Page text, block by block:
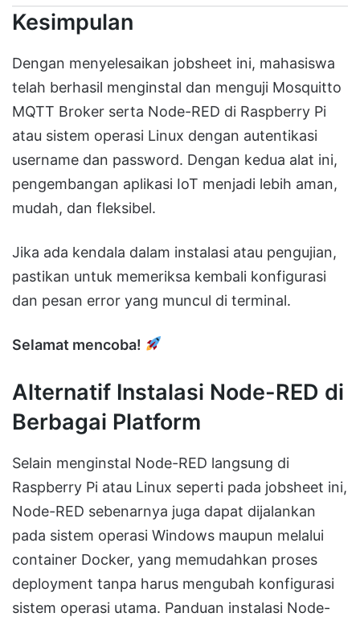
Kesimpulan
Dengan menyelesaikan jobsheet ini, mahasiswa
telah berhasil menginstal dan menguji Mosquitto
MQTT Broker serta Node-RED di Raspberry Pi
atau sistem operasi Linux dengan autentikasi
username dan password. Dengan kedua alat ini,
pengembangan aplikasi IoT menjadi lebih aman,
mudah, dan fleksibel.
Jika ada kendala dalam instalasi atau pengujian,
pastikan untuk memeriksa kembali konfigurasi
dan pesan error yang muncul di terminal.
Selamat mencoba!
Alternatif Instalasi Node-RED di
Berbagai Platform
Selain menginstal Node-RED langsung di
Raspberry Pi atau Linux seperti pada jobsheet ini,
Node-RED sebenarnya juga dapat dijalankan
pada sistem operasi Windows maupun melalui
container Docker, yang memudahkan proses
deployment tanpa harus mengubah konfigurasi
sistem operasi utama. Panduan instalasi Node-